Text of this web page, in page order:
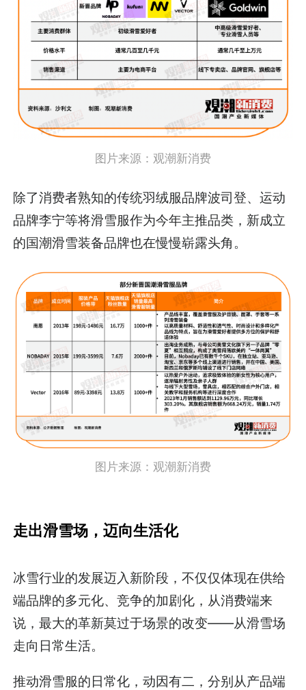
图片来源： 观潮新消费
除了消费者熟知的传统羽绒服品牌波司登、运动
品牌李宁等将滑雪服作为今年主推品类，新成立
的国潮滑雪装备品牌也在慢慢崭露头角。
图片来源： 观潮新消费
走出滑雪场，迈向生活化
冰雪行业的发展迈入新阶段，不仅仅体现在供给
端品牌的多元化、竞争的加剧化，从消费端来
说，最大的革新莫过于场景的改变——从滑雪场
走向日常生活。
推动滑雪服的日常化，动因有二，分别从产品端